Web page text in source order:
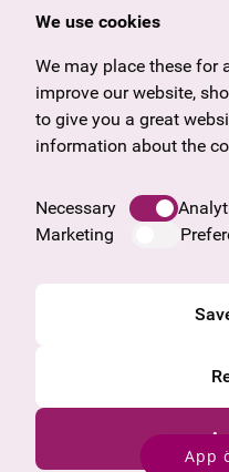
Offers & News
Gift voucher
Frequently asked
Legal notice
Data protection
We use cookies
We may place these for
improve our website,
to give you a great
information about the
Necessary
Marketing